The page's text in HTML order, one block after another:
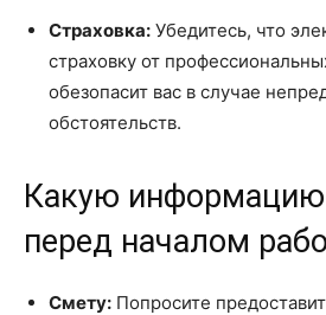
Страховка: Убедитесь, что
страховку от
обезопасит вас в случае
обстоятельств.
Какую информацию
перед началом
Смету: Попросите